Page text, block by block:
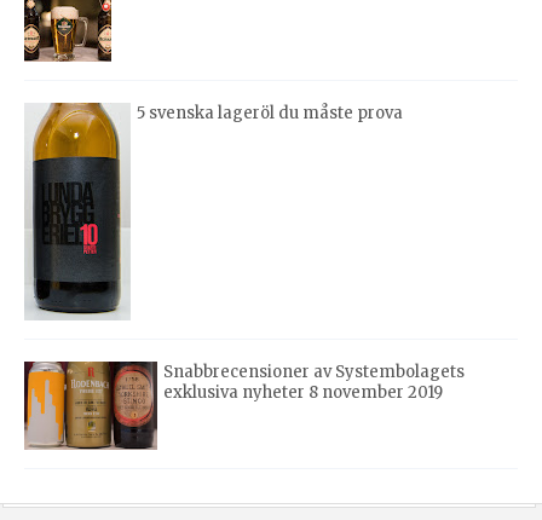
5 svenska lageröl du måste prova
Snabbrecensioner av Systembolagets
exklusiva nyheter 8 november 2019